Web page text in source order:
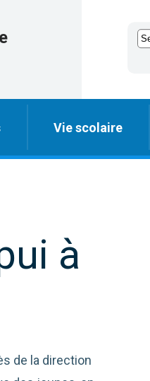
Vie scolaire
à
de la direction